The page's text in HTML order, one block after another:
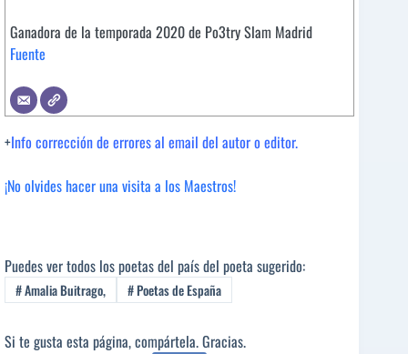
Ganadora de la temporada 2020 de Po3try Slam Madrid
Fuente
+Info corrección de errores al email del autor o editor.
¡No olvides hacer una visita a los Maestros!
Puedes ver todos los poetas del país del poeta sugerido:
#Amalia Buitrago, #Poetas de España
Si te gusta esta página, compártela. Gracias.